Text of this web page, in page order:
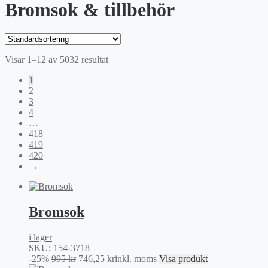
Bromsok & tillbehör
Visar 1–12 av 5032 resultat
1
2
3
4
…
418
419
420
→
Bromsok
i lager
SKU: 154-3718
-25% 995kr Det
746,25 krDet
inkl. moms Visa produkt